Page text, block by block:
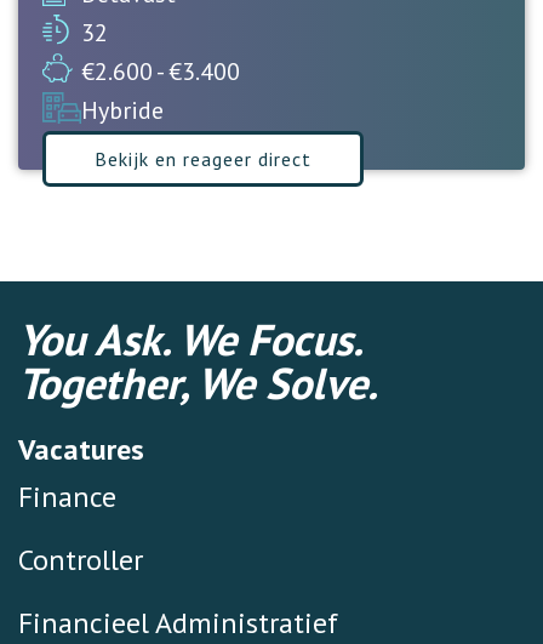
32
€2.600 - €3.400
Hybride
Bekijk en reageer direct
You Ask. We Focus.
Together, We Solve.
Vacatures
Finance
Controller
Financieel Administratief